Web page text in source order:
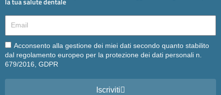
Email
Email
Acconsento alla gestione dei miei dati secondo quanto stabilito
dal regolamento europeo per la protezione dei dati personali n.
679/2016, GDPR
Iscriviti